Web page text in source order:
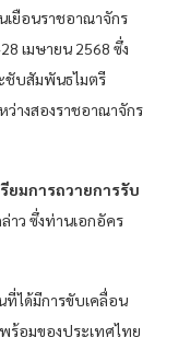
เยือนราชอาณาจักร
เมษายน 2568 ซึ่ง
ชับสัมพันธไมตรี
ว่างสองราชอาณาจักร
ยมการถวายการรับ
าว ซึ่งท่านเอกอัคร
ที่ได้มีการขับเคลื่อน
ร้อมของประเทศไทย